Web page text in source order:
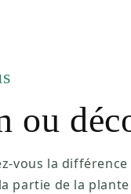
ou
vous la différence
partie de la